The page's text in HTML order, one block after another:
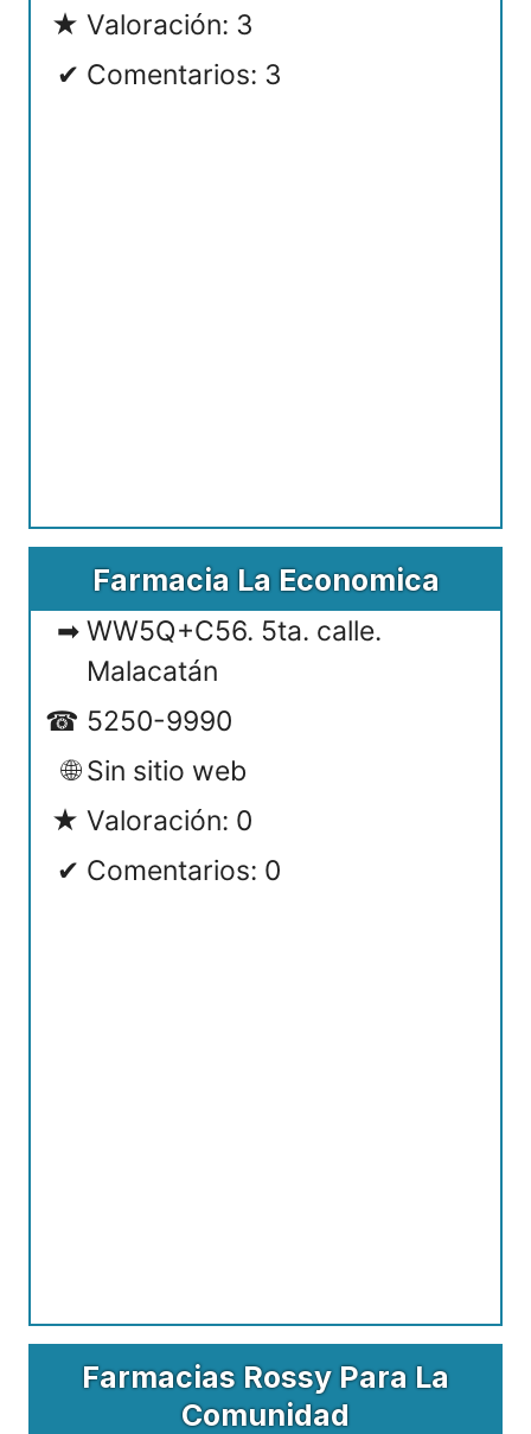
Valoración: 3
Comentarios: 3
Farmacia La Economica
WW5Q+C56. 5ta. calle.
Malacatán
5250-9990
Sin sitio web
Valoración: 0
Comentarios: 0
Farmacias Rossy Para La
Comunidad